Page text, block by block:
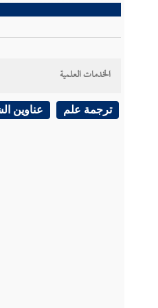
الخدمات العلمية
ترجمة علم عناوين